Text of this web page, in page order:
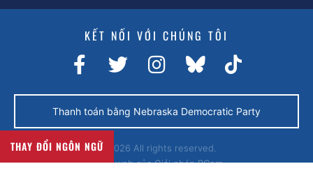
KẾT NỐI VỚI CHÚNG TÔI
Thanh toán bằng Nebraska Democratic Party
© 2026 All rights reserved.
Trang web củaGiải pháp BCom.
THAY ĐỔI NGÔN NGỮ